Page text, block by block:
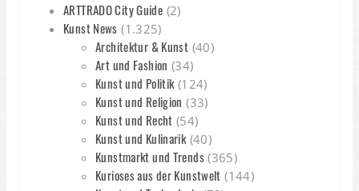
ARTTRADO City Guide (2)
Kunst News (1.325)
Architektur & Kunst (40)
Art und Fashion (34)
Kunst und Politik(124)
Kunst und Religion (33)
Kunst und Recht (54)
Kunst und Kulinarik(40)
Kunstmarkt und Trends(365)
Kurioses aus der Kunstwelt (144)